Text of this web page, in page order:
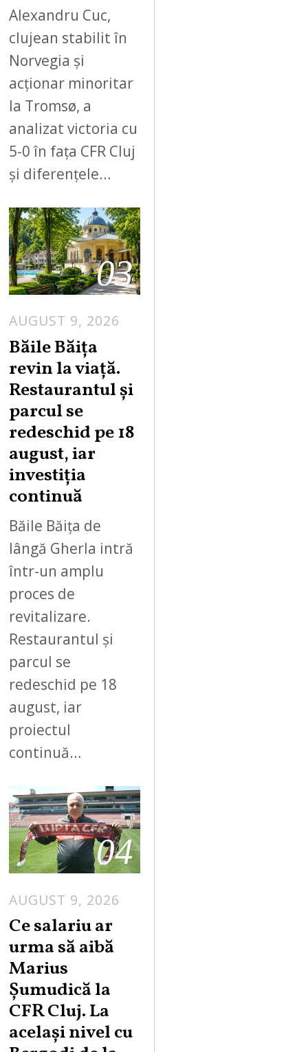
Alexandru Cuc,
clujean stabilit în
Norvegia și
acționar minoritar
la Tromsø, a
analizat victoria cu
5-0 în fața CFR Cluj
și diferențele…
03
AUGUST 9, 2026
S
9
Băile Băița
revin la viață.
Restaurantul și
parcul se
redeschid pe 18
august, iar
investiția
continuă
Băile Băița de
lângă Gherla intră
într-un amplu
proces de
revitalizare.
Restaurantul și
parcul se
redeschid pe 18
august, iar
proiectul
continuă…
04
AUGUST 9, 2026
Ce salariu ar
urma să aibă
Marius
Șumudică la
CFR Cluj. La
același nivel cu